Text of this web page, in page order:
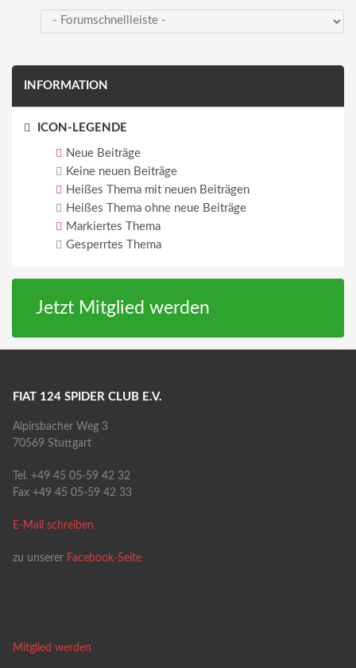
INFORMATION
ICON-LEGENDE
Neue Beiträge
Keine neuen Beiträge
Heißes Thema mit neuen Beiträgen
Heißes Thema ohne neue Beiträge
Markiertes Thema
Gesperrtes Thema
Jetzt Mitglied werden
FIAT 124 SPIDER CLUB E.V.
Alpirsbacher Weg 3
70569 Stuttgart
Tel. +49 45 05-59 42 32
Fax +49 45 05-59 42 33
E-Mail schreiben
zu unserer Facebook-Seite
Mitglied werden